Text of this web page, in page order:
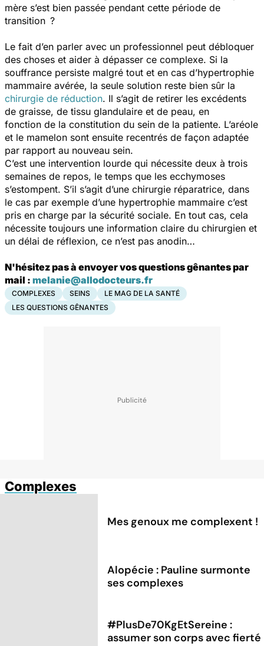
mère s’est bien passée pendant cette période de
transition ?
Le fait d’en parler avec un professionnel peut débloquer
des choses et aider à dépasser ce complexe. Si la
souffrance persiste malgré tout et en cas d’hypertrophie
mammaire avérée, la seule solution reste bien sûr la
chirurgie de réduction. Il s’agit de retirer les excédents
de graisse, de tissu glandulaire et de peau, en
fonction de la constitution du sein de la patiente. L’aréole
et le mamelon sont ensuite recentrés de façon adaptée
par rapport au nouveau sein.
C’est une intervention lourde qui nécessite deux à trois
semaines de repos, le temps que les ecchymoses
s’estompent. S’il s’agit d’une chirurgie réparatrice, dans
le cas par exemple d’une hypertrophie mammaire c’est
pris en charge par la sécurité sociale. En tout cas, cela
nécessite toujours une information claire du chirurgien et
un délai de réflexion, ce n’est pas anodin…
N'hésitez pas à envoyer vos questions gênantes par
mail : melanie@allodocteurs.fr
COMPLEXES SEINS
LE MAG DE LA SANTÉ
LES QUESTIONS GÊNANTES
Complexes
Mes genoux me complexent !
Alopécie : Pauline surmonte
ses complexes
#PlusDe70KgEtSereine :
assumer son corps avec fierté